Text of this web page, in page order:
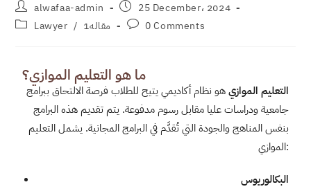
alwafaa-admin
25 December، 2024
Lawyer / مقاله1 0 Comments
ما هو التعليم الموازي؟
التعليم الموازيهو نظام أكاديمي يتيح للطلاب فرصة الالتحاق ببرامج
جامعية ودراسات عليا مقابل رسوم مدفوعة. يتم تقديم هذه البرامج
بنفس المناهج والجودة التي تُقدَّم في البرامج المجانية. يشمل التعليم
الموازي:
البكالوريوس